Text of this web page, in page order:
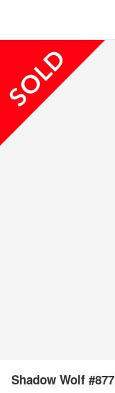
Shadow Wolf #877